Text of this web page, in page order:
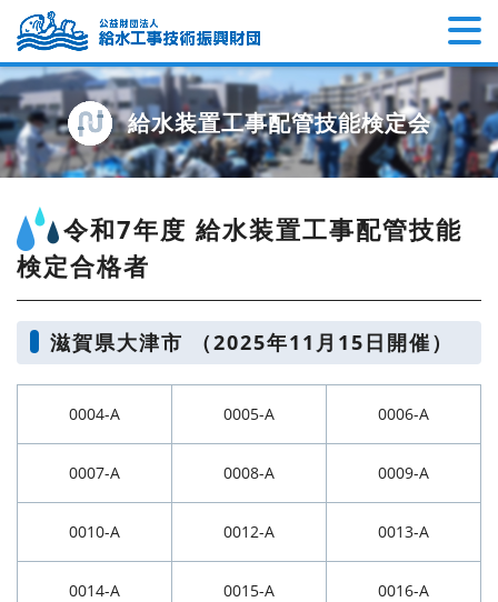
給水装置工事配管技能検定会
令和7年度 給水装置工事配管技能
検定合格者
滋賀県大津市 （2025年11月15日開催）
0004-A 0005-A 0006-A
0007-A 0008-A 0009-A
0010-A 0012-A 0013-A
0014-A 0015-A 0016-A